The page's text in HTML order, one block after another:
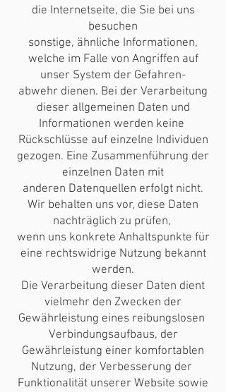
die Internetseite, die Sie bei uns
besuchen
sonstige, ähnliche Informationen,
welche im Falle von Angriffen auf
unser System der Gefahren-
abwehr dienen. Bei der Verarbeitung
dieser allgemeinen Daten und
Informationen werden keine
Rückschlüsse auf einzelne Individuen
gezogen. Eine Zusammenführung der
einzelnen Daten mit
anderen Datenquellen erfolgt nicht.
Wir behalten uns vor, diese Daten
nachträglich zu prüfen,
wenn uns konkrete Anhaltspunkte für
eine rechtswidrige Nutzung bekannt
werden.
Die Verarbeitung dieser Daten dient
vielmehr den Zwecken der
Gewährleistung eines reibungslosen
Verbindungsaufbaus, der
Gewährleistung einer komfortablen
Nutzung, der Verbesserung der
Funktionalität unserer Website sowie